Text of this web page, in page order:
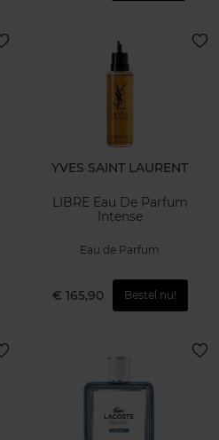
YVES SAINT LAURENT
LIBRE Eau De Parfum
Intense
Eau de Parfum
€ 165,90 Bestel nu!